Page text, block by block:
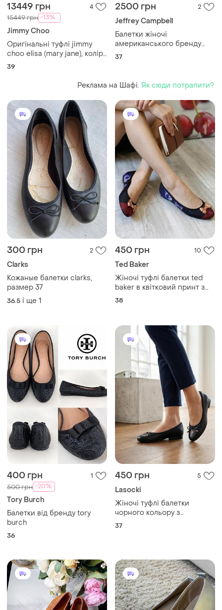
13449 грн 4
15449 грн -13%
Jimmy Choo
Оригінальні туфлі jimmy
choo elisa (mary jane), колір
айворі/молочний.
39
2500 грн 2
Jeffrey Campbell
Балетки жіночі
американського бренду
jeffrey campbell .чорні
37
Реклама на Шафі. Як сюди потрапити?
300 грн 2
Clarks
Кожаные балетки clarks,
размер 37
36.5 і ще 1
450 грн 10
Ted Baker
Жіночі туфлі балетки ted
baker в квітковий принт з
бантом матеріал текстиль
38
400 грн 1
500 грн -20%
Tory Burch
Балетки від бренду tory
burch
36
450 грн 5
Lasocki
Жіночі туфлі балетки
чорного кольору з
натуральної шкіри lasocki
37